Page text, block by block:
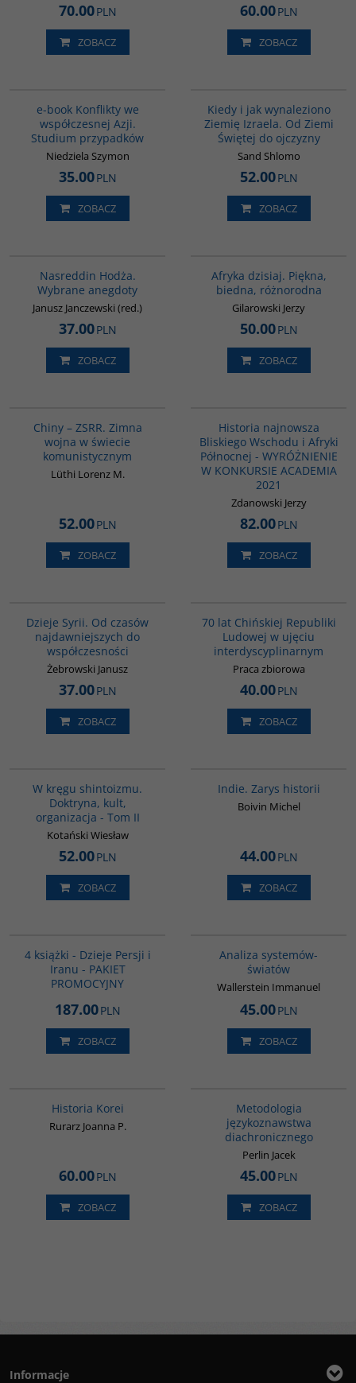
70.00PLN
ZOBACZ
60.00PLN
ZOBACZ
e-book Konflikty we
współczesnej Azji.
Studium przypadków
Niedziela Szymon
35.00PLN
ZOBACZ
Kiedy i jak wynaleziono
Ziemię Izraela. Od Ziemi
Świętej do ojczyzny
Sand Shlomo
52.00PLN
ZOBACZ
Nasreddin Hodża.
Wybrane anegdoty
Janusz Janczewski (red.)
37.00PLN
ZOBACZ
Afryka dzisiaj. Piękna,
biedna, różnorodna
Gilarowski Jerzy
50.00PLN
ZOBACZ
Chiny – ZSRR. Zimna
wojna w świecie
komunistycznym
Lüthi Lorenz M.
52.00PLN
ZOBACZ
Historia najnowsza
Bliskiego Wschodu i Afryki
Północnej - WYRÓŻNIENIE
W KONKURSIE ACADEMIA
2021
Zdanowski Jerzy
82.00PLN
ZOBACZ
Dzieje Syrii. Od czasów
najdawniejszych do
współczesności
Żebrowski Janusz
37.00PLN
ZOBACZ
70 lat Chińskiej Republiki
Ludowej w ujęciu
interdyscyplinarnym
Praca zbiorowa
40.00PLN
ZOBACZ
W kręgu shintoizmu.
Doktryna, kult,
organizacja - Tom II
Kotański Wiesław
52.00PLN
ZOBACZ
Indie. Zarys historii
Boivin Michel
44.00PLN
ZOBACZ
4 książki - Dzieje Persji i
Iranu - PAKIET
PROMOCYJNY
187.00PLN
ZOBACZ
Analiza systemów-
światów
Wallerstein Immanuel
45.00PLN
ZOBACZ
Historia Korei
Rurarz Joanna P.
60.00PLN
ZOBACZ
Metodologia
językoznawstwa
diachronicznego
Perlin Jacek
45.00PLN
ZOBACZ
Informacje